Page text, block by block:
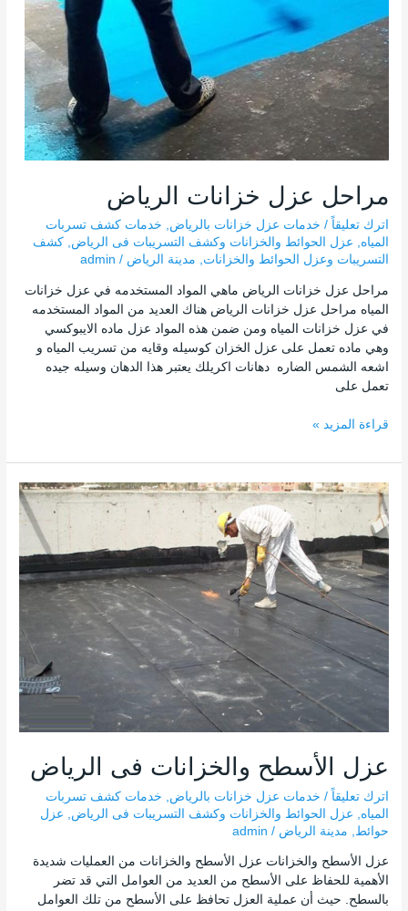
مراحل عزل خزانات الرياض
اترك تعليقاً / خدمات عزل خزانات بالرياض, خدمات كشف تسربات
المياه, عزل الحوائط والخزانات وكشف التسريبات فى الرياض,كشف
التسريبات وعزل الحوائط والخزانات, مدينة الرياض /
admin
مراحل عزل خزانات الرياض ماهي المواد المستخدمه في عزل خزانات
المياه مراحل عزل خزانات الرياض هناك العديد من المواد المستخدمه
في عزل خزانات المياه ومن ضمن هذه المواد عزل ماده الايبوكسي
وهي ماده تعمل على عزل الخزان كوسيله وقايه من تسريب المياه و
اشعه الشمس الضاره دهانات اكريلك يعتبر هذا الدهان وسيله جيده
تعمل على
قراءة المزيد »
عزل الأسطح والخزانات فى الرياض
اترك تعليقاً / خدمات عزل خزانات بالرياض
خدمات كشف تسربات
المياه
عزل الحوائط والخزانات وكشف التسريبات فى الرياض
عزل
حوائط
مدينة الرياض /
admin
عزل الأسطح والخزانات عزل الأسطح والخزانات من العمليات شديدة
الأهمية للحفاظ على الأسطح من العديد من العوامل التي قد تضر
بالسطح. حيث أن عملية العزل تحافظ على الأسطح من تلك العوامل
عزل
الأسطح
والخزانات
فى
الرياض